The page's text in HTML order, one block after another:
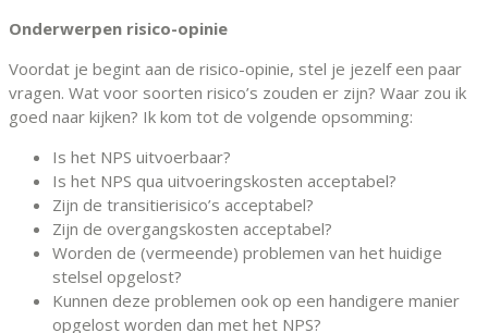
Onderwerpen risico-opinie
Voordat je begint aan de risico-opinie, stel je jezelf een paar
vragen. Wat voor soorten risico’s zouden er zijn? Waar zou ik
goed naar kijken? Ik kom tot de volgende opsomming:
Is het NPS uitvoerbaar?
Is het NPS qua uitvoeringskosten acceptabel?
Zijn de transitierisico’s acceptabel?
Zijn de overgangskosten acceptabel?
Worden de (vermeende) problemen van het huidige
stelsel opgelost?
Kunnen deze problemen ook op een handigere manier
opgelost worden dan met het NPS?